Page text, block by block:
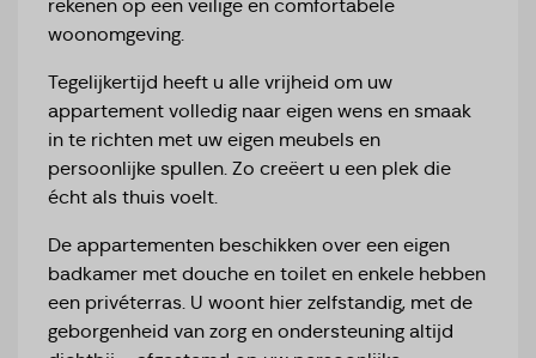
rekenen op een veilige en comfortabele
woonomgeving.
Tegelijkertijd heeft u alle vrijheid om uw
appartement volledig naar eigen wens en smaak
in te richten met uw eigen meubels en
persoonlijke spullen. Zo creëert u een plek die
écht als thuis voelt.
De appartementen beschikken over een eigen
badkamer met douche en toilet en enkele hebben
een privéterras. U woont hier zelfstandig, met de
geborgenheid van zorg en ondersteuning altijd